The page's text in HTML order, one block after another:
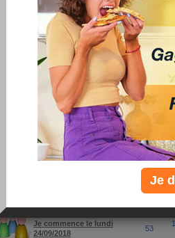
surtout de vos premiers résultats. Vous
auquel vous allez commencer à maigrir. Il ne
de votre nouveau groupe pour vous soutenir
astuces minceur et suivez les progrès de vos
programme (ex: St-Sylvestre si vous
pour rechercher un groupe ou un sujet
Je commence le lundi
24/09/2018
53
Je